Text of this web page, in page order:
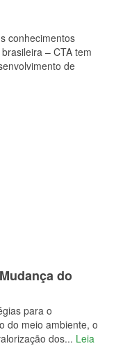
conhecimentos
– CTA tem
de
do
para o
do meio ambiente, o
dos... Leia